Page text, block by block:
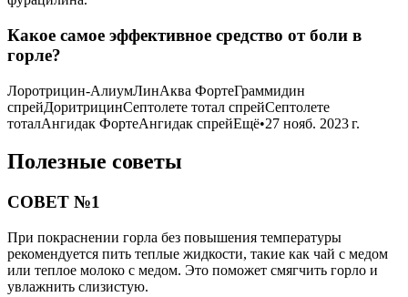
Какое самое эффективное средство от боли в
горле?
Лоротрицин-АлиумЛинАква ФортеГраммидин
спрейДоритрицинСептолете тотал спрейСептолете
тоталАнгидак ФортеАнгидак спрейЕщё•27 нояб. 2023 г.
Полезные советы
СОВЕТ №1
При покраснении горла без повышения температуры
рекомендуется пить теплые жидкости, такие как чай с медом
или теплое молоко с медом. Это поможет смягчить горло и
увлажнить слизистую.